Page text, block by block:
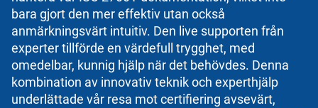
bara gjort den mer effektiv utan också
anmärkningsvärt intuitiv. Den live supporten från
experter tillförde en värdefull trygghet, med
omedelbar, kunnig hjälp när det behövdes. Denna
kombination av innovativ teknik och experthjälp
underlättade vår resa mot certifiering avsevärt,